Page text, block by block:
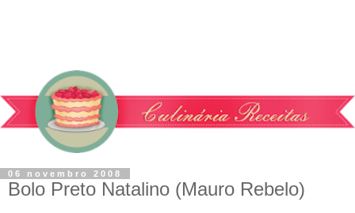
06 novembro 2008
Bolo Preto Natalino (Mauro Rebelo)